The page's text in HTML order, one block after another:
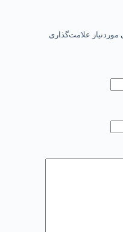
علامت‌گذاری